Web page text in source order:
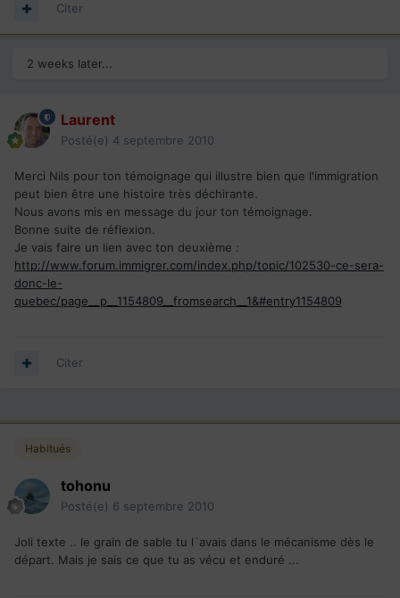
Citer
2 weeks later...
Laurent
Posté(e) 4 septembre 2010
Merci Nils pour ton témoignage qui illustre bien que l'immigration
peut bien être une histoire très déchirante.
Nous avons mis en message du jour ton témoignage.
Bonne suite de réflexion.
Je vais faire un lien avec ton deuxième :
http://www.forum.immigrer.com/index.php/topic/102530-ce-sera-
donc-le-
quebec/page__p__1154809__fromsearch__1&#entry1154809
Citer
Habitués
tohonu
Posté(e) 6 septembre 2010
Joli texte .. le grain de sable tu l`avais dans le mécanisme dès le
départ. Mais je sais ce que tu as vécu et enduré ...